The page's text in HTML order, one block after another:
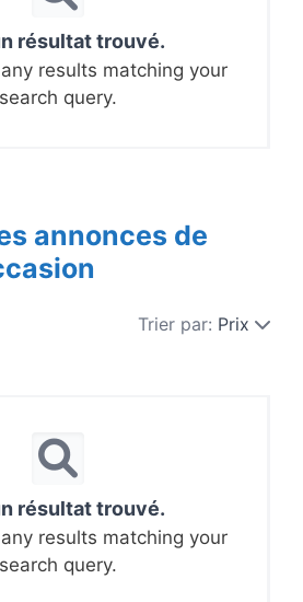
résultat trouvé.
results matching your
search query.
annonces de
Trier par: Prix
résultat trouvé.
results matching your
search query.